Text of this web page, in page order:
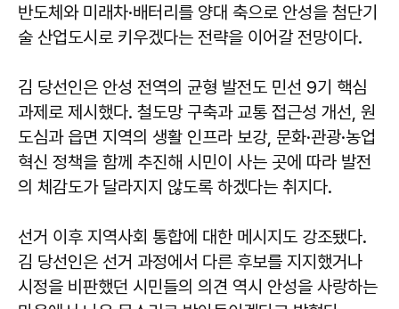
반도체와 미래차·배터리를 양대 축으로 안성을 첨단기
술 산업도시로 키우겠다는 전략을 이어갈 전망이다.
김 당선인은 안성 전역의 균형 발전도 민선 9기 핵심
과제로 제시했다. 철도망 구축과 교통 접근성 개선, 원
도심과 읍면 지역의 생활 인프라 보강, 문화·관광·농업
혁신 정책을 함께 추진해 시민이 사는 곳에 따라 발전
의 체감도가 달라지지 않도록 하겠다는 취지다.
선거 이후 지역사회 통합에 대한 메시지도 강조됐다.
김 당선인은 선거 과정에서 다른 후보를 지지했거나
시정을 비판했던 시민들의 의견 역시 안성을 사랑하는